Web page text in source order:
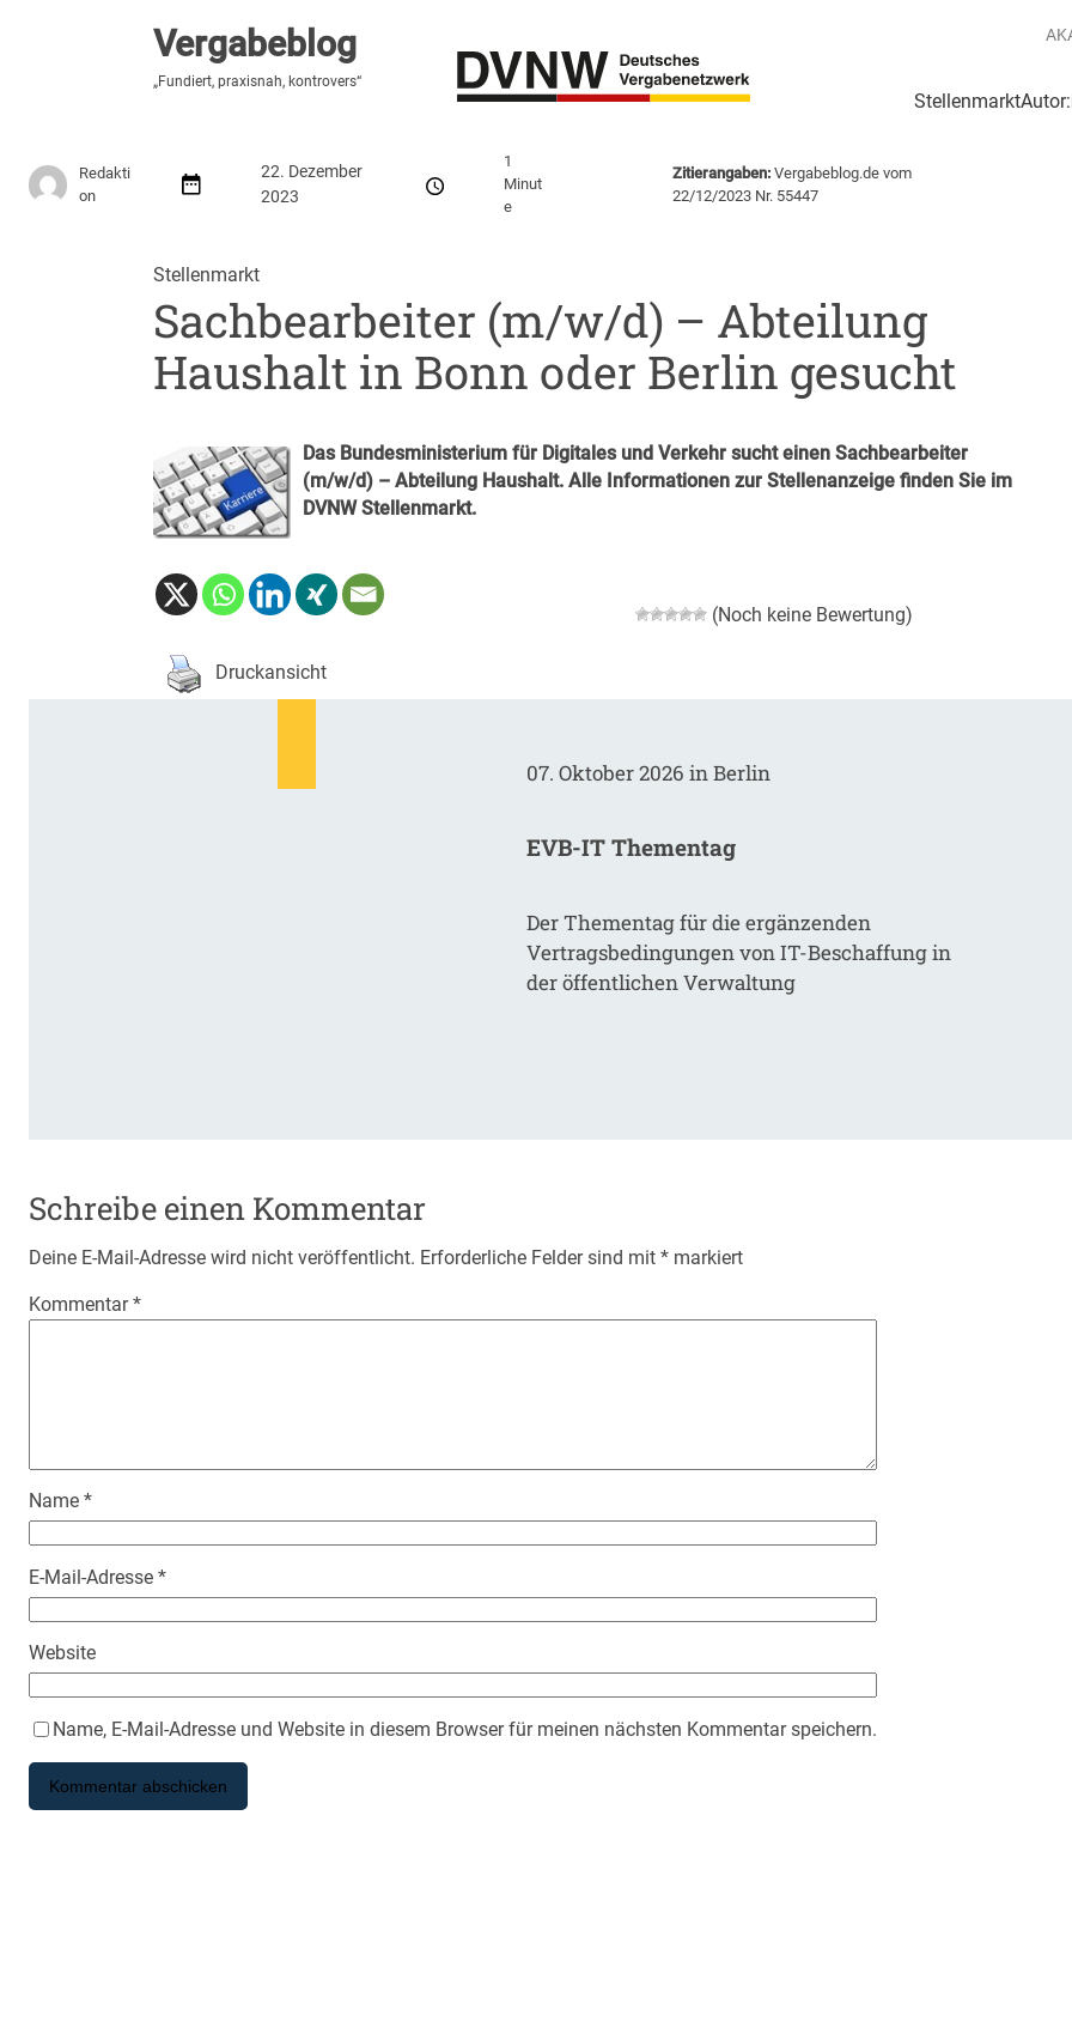
Vergabeblog
„Fundiert, praxisnah, kontrovers“
Stellenmarkt
Vergabeblog
„Fundiert, praxisnah, kontrovers“
Redakti
on
22. Dezember
2023
1
Minut
e
Zitierangaben:Vergabeblog.de vom
22/12/2023 Nr. 55447
Stellenmarkt
Sachbearbeiter (m/w/d) – Abteilung
Haushalt in Bonn oder Berlin gesucht
Das Bundesministerium für Digitales und Verkehr sucht einen Sachbearbeiter
(m/w/d) – Abteilung Haushalt. Alle Informationen zur Stellenanzeige finden Sie im
DVNW Stellenmarkt.
(Noch keine Bewertung)
Druckansicht
07. Oktober 2026 in Berlin
EVB-IT Thementag
Der Thementag für die ergänzenden
Vertragsbedingungen von IT-Beschaffung in
der öffentlichen Verwaltung
Schreibe einen Kommentar
Deine E-Mail-Adresse wird nicht veröffentlicht. Erforderliche Felder sind mit * markiert
Kommentar*
Name *
E-Mail-Adresse *
Website
Name, E-Mail-Adresse und Website in diesem Browser für meinen nächsten Kommentar speichern.